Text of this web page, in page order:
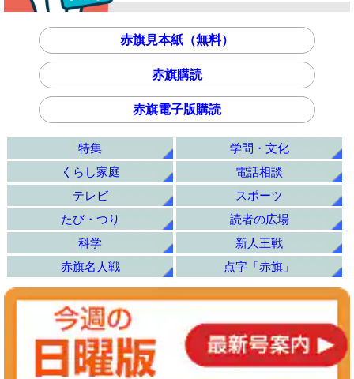
赤旗見本紙（無料）
赤旗購読
赤旗電子版購読
特集
学問・文化
くらし家庭
電話相談
テレビ
スポーツ
たび・つり
読者の広場
科学
新人王戦
赤旗名人戦
点字「赤旗」